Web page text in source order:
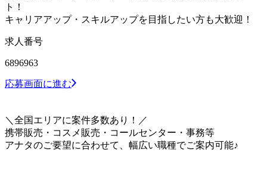
ト！
キャリアアップ・スキルアップを目指したい方も大歓迎！
求人番号
6896963
応募画面に進む
＼全国エリアに案件多数あり！／
携帯販売・コスメ販売・コールセンター・事務等
アナタのご要望に合わせて、幅広い職種でご案内可能♪